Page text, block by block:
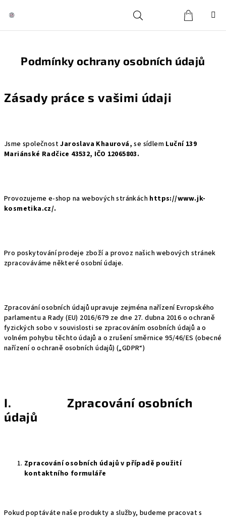
HledatPřihlášeníKošík
Podmínky ochrany osobních údajů
Zásady práce s vašimi údaji
Jsme společnostJaroslava Khaurová, se sídlem Luční 139
Mariánské Radčice 43532, IČO 12065803.
Provozujeme e-shop na webových stránkách https://www.jk-
kosmetika.cz/.
Pro poskytování prodeje zboží a provoz našich webových stránek
zpracováváme některé osobní údaje.
Zpracování osobních údajů upravuje zejména nařízení Evropského
parlamentu a Rady (EU) 2016/679 ze dne 27. dubna 2016 o ochraně
fyzických sobo v souvislosti se zpracováním osobních údajů a o
volném pohybu těchto údajů a o zrušení směrnice 95/46/ES (obecné
nařízení o ochraně osobních údajů) („GDPR“)
I. Zpracování osobních
údajů
Zpracování osobních údajů v případě použití
kontaktního formuláře
Pokud poptáváte naše produkty a služby, budeme pracovat s